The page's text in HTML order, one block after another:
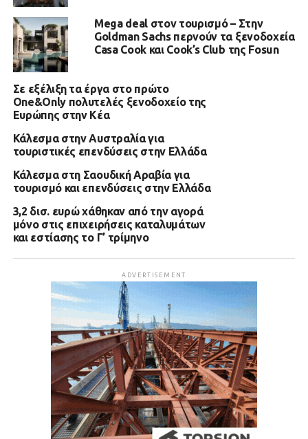
Mega deal στον τουρισμό – Στην
Goldman Sachs περνούν τα ξενοδοχεία
Casa Cook και Cook’s Club της Fosun
Σε εξέλιξη τα έργα στο πρώτο
One&Only πολυτελές ξενοδοχείο της
Ευρώπης στην Κέα
Κάλεσμα στην Αυστραλία για
τουριστικές επενδύσεις στην Ελλάδα
Κάλεσμα στη Σαουδική Αραβία για
τουρισμό και επενδύσεις στην Ελλάδα
3,2 δισ. ευρώ χάθηκαν από την αγορά
μόνο στις επιχειρήσεις καταλυμάτων
και εστίασης το Γ’ τρίμηνο
ADVERTISEMENT